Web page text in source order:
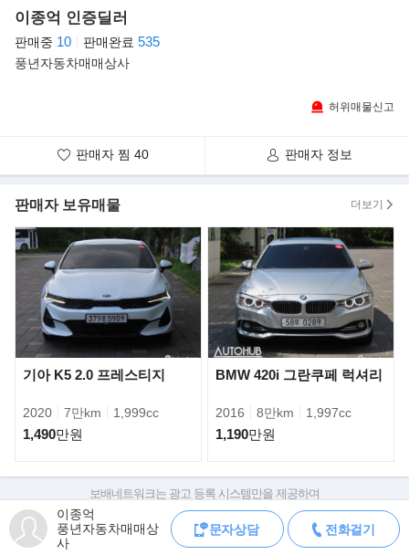
- 드라이브와이즈
▶판매자의 한마디
대표 이종억 입니다.
100%실매물임을 이름을 걸고 약속드립니다.
》알려드립니다
저희 풍년자동차는
박리다매 판매 및
전국 가격경쟁으로 인해,
시세대비 저렴하게 판매중입니다.
따라서 중고차 구매시,
현재 저희매장은
현대캐피탈 제휴매매상사로,
ex) 1,000만원 할부시 월평균 납입금
183,714원- (신용등급에따라 차등)
》차량 문의 방법
이종억 인증딜러
판매중 10 판매완료 535
풍년자동차매매상사
허위매물신고
판매자 찜 40 판매자 정보
판매자 보유매물 더보기
기아 K5 2.0 프레스티지
2020 7만km 1,999cc
1,490만원
BMW 420i 그란쿠페 럭셔리
2016 8만km 1,997cc
1,190만원
이종억
풍년자동차매매상
사
문자상담 전화걸기
보배네트워크는 광고 등록 시스템만을 제공하며
판매자가 직접 등록한 내용에 대한 모든 책임은 판매자에게 있습니다.
차량 구매 시 차량등록증, 성능점검기록부, 실제 차량 상태,
차대번호 조회로 직접 정보를 확인하세요.